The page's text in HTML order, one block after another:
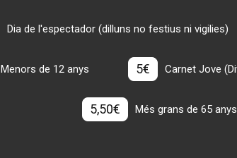
Dia de l'espectador (dilluns no festius ni vigilies)
Menors de 12 anys 5€ Carnet Jove
5,50€ Més grans de 65 anys